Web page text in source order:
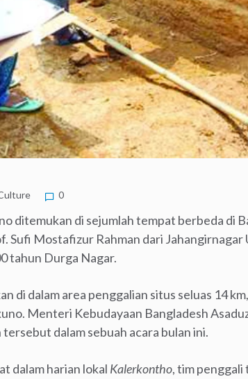
0
ditemukan di sejumlah tempat berbeda di
Sufi Mostafizur Rahman dari Jahangirnagar
tahun Durga Nagar.
di dalam area penggalian situs seluas 14
Menteri Kebudayaan Bangladesh
dalam sebuah acara bulan ini.
dalam harian lokal Kalerkontho, tim penggali